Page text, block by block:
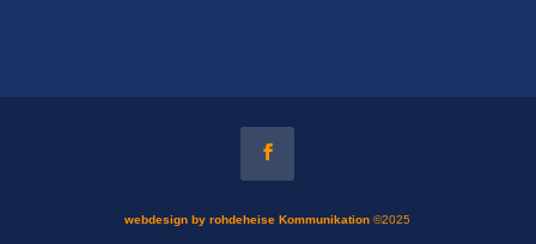
webdesign by rohdeheise Kommunikation ©2025